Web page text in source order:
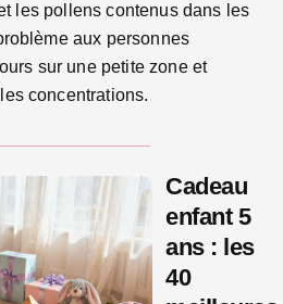
les pollens contenus dans les
aux personnes
sur une petite zone et
concentrations.
Cadeau
enfant 5
ans : les
40